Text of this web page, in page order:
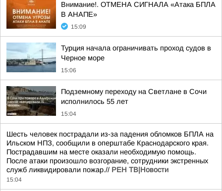
Внимание!. ОТМЕНА СИГНАЛА «Атака БПЛА
В АНАПЕ»
15:09
Турция начала ограничивать проход судов в
Черное море
15:06
Подземному переходу на Светлане в Сочи
исполнилось 55 лет
15:04
Шесть человек пострадали из-за падения обломков БПЛА на
Ильском НПЗ, сообщили в оперштабе Краснодарского края.
Пострадавшим на месте оказали необходимую помощь.
После атаки произошло возгорание, сотрудники экстренных
служб ликвидировали пожар.// РЕН ТВ|Новости
15:04